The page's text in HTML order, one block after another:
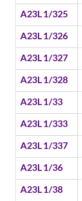
A23L 1/325
A23L 1/326
A23L 1/327
A23L 1/328
A23L 1/33
A23L 1/333
A23L 1/337
A23L 1/36
A23L 1/38